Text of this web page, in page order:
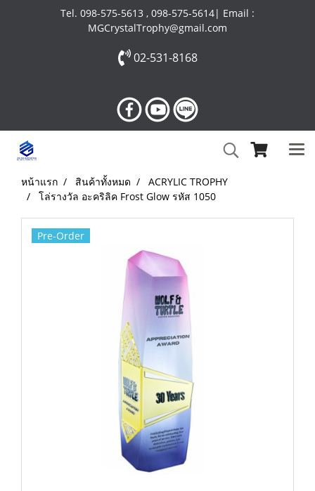
Tel. 098-575-5613 , 098-575-5614| Email :
MGCrystalTrophy@gmail.com
02-531-8168
หน้าแรก สินค้าทั้งหมด
ACRYLIC TROPHY
โล่รางวัล อะคริลิค Frost Glow รหัส 1050
Pre-Order